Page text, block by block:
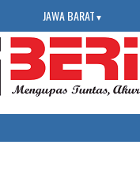
JAWA BARAT ▼